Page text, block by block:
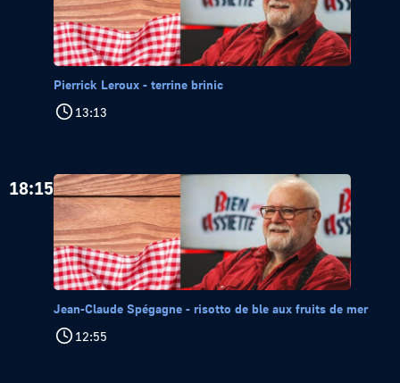
Pierrick Leroux - terrine brinic
13:13
18:15
Jean-Claude Spégagne - risotto de ble aux fruits de mer
12:55